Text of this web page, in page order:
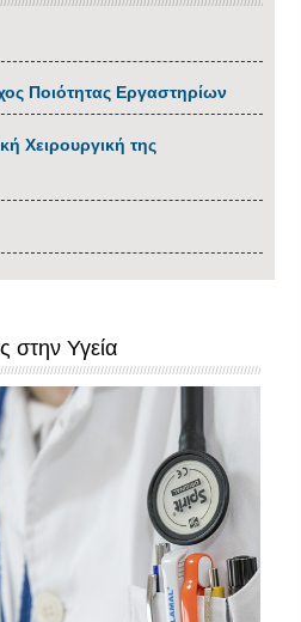
Ποιότητας Εργαστηρίων
Χειρουργική της
στην Υγεία